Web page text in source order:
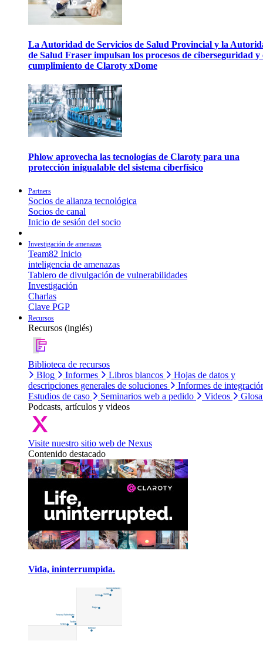
La Autoridad de Servicios de Salud Provincial y la
de Salud Fraser impulsan los procesos de ciberseguridad y
cumplimiento de Claroty xDome
Phlow aprovecha las tecnologías de Claroty para una
protección inigualable del sistema ciberfísico
Partners
Socios de alianza tecnológica
Socios de canal
Inicio de sesión del socio
Investigación de amenazas
Team82 Inicio
inteligencia de amenazas
Tablero de divulgación de vulnerabilidades
Investigación
Charlas
Clave PGP
Recursos
Recursos (inglés)
Biblioteca de recursos
Blog
Informes Libros blancos
Hojas de datos y
descripciones generales de soluciones
Informes de
Estudios de caso
Seminarios web a pedido Videos
Podcasts, artículos y videos
Visite nuestro sitio web de Nexus
Contenido destacado
Vida, ininterrumpida.